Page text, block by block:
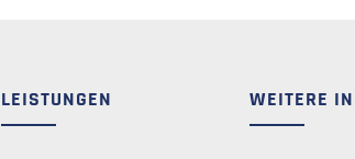
LEISTUNGEN WEITERE